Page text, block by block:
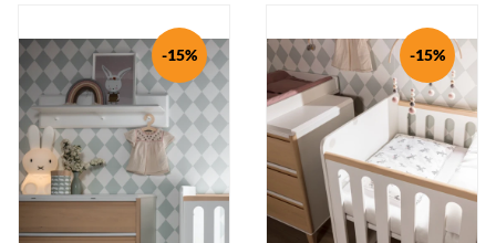
-15% -15%